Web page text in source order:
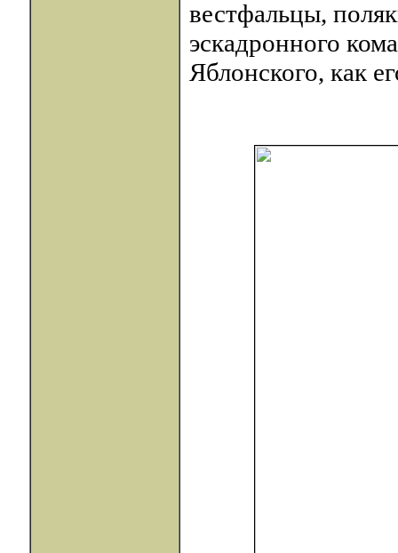
вестфальцы,
эскадронного
Яблонского, как